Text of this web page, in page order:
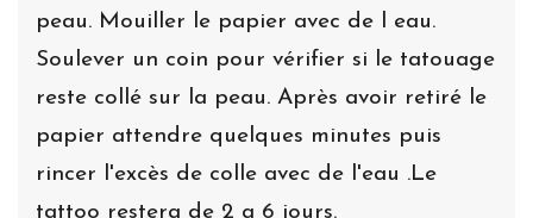
peau. Mouiller le papier avec de l eau.
Soulever un coin pour vérifier si le tatouage
reste collé sur la peau. Après avoir retiré le
papier attendre quelques minutes puis
rincer l'excès de colle avec de l'eau .Le
tattoo restera de 2 a 6 jours.